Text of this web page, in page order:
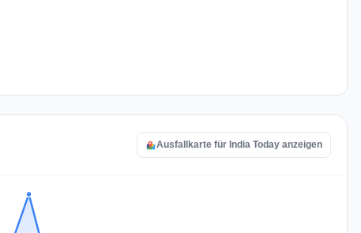
Ausfallkarte für India Today anzeigen